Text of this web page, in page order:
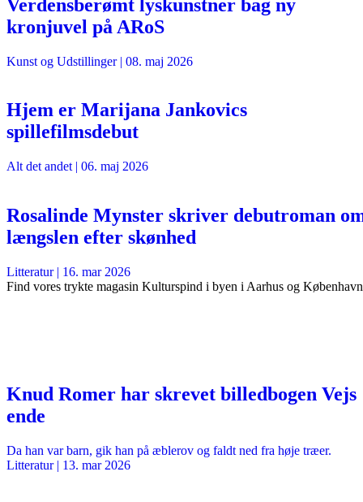
Verdensberømt lyskunstner bag ny
kronjuvel på ARoS
Kunst og Udstillinger| 08. maj 2026
Hjem er Marijana Jankovics
spillefilmsdebut
Alt det andet | 06. maj 2026
Rosalinde Mynster skriver debutroman
længslen efter skønhed
Litteratur| 16. mar 2026
Find vores trykte magasin Kulturspind i byen i Aarhus og København
Knud Romer har skrevet billedbogen Vejs
ende
Da han var barn, gik han på æblerov og faldt ned fra høje træer.
Litteratur| 13. mar 2026